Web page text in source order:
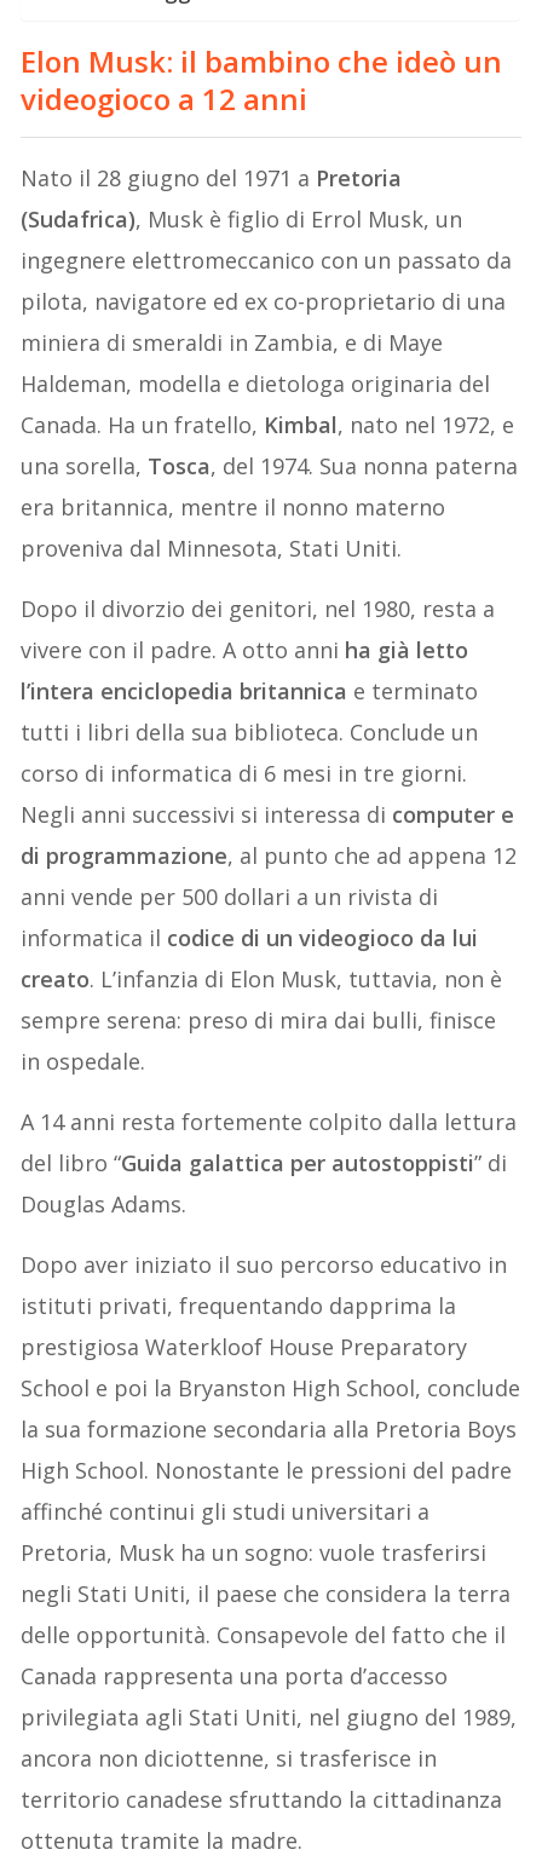
Elon Musk: il bambino che ideò un
videogioco a 12 anni
Nato il 28 giugno del 1971 a Pretoria
(Sudafrica), Musk è figlio di Errol Musk, un
ingegnere elettromeccanico con un passato da
pilota, navigatore ed ex co-proprietario di una
miniera di smeraldi in Zambia, e di Maye
Haldeman, modella e dietologa originaria del
Canada. Ha un fratello, Kimbal, nato nel 1972, e
una sorella, Tosca, del 1974. Sua nonna paterna
era britannica, mentre il nonno materno
proveniva dal Minnesota, Stati Uniti.
Dopo il divorzio dei genitori, nel 1980, resta a
vivere con il padre. A otto anni ha già letto
l’intera enciclopedia britannica e terminato
tutti i libri della sua biblioteca. Conclude un
corso di informatica di 6 mesi in tre giorni.
Negli anni successivi si interessa di computer e
di programmazione, al punto che ad appena 12
anni vende per 500 dollari a un rivista di
informatica il codice di un videogioco da lui
creato. L’infanzia di Elon Musk, tuttavia, non è
sempre serena: preso di mira dai bulli, finisce
in ospedale.
A 14 anni resta fortemente colpito dalla lettura
del libro “Guida galattica per autostoppisti” di
Douglas Adams.
Dopo aver iniziato il suo percorso educativo in
istituti privati, frequentando dapprima la
prestigiosa Waterkloof House Preparatory
School e poi la Bryanston High School, conclude
la sua formazione secondaria alla Pretoria Boys
High School. Nonostante le pressioni del padre
affinché continui gli studi universitari a
Pretoria, Musk ha un sogno: vuole trasferirsi
negli Stati Uniti, il paese che considera la terra
delle opportunità. Consapevole del fatto che il
Canada rappresenta una porta d’accesso
privilegiata agli Stati Uniti, nel giugno del 1989,
ancora non diciottenne, si trasferisce in
territorio canadese sfruttando la cittadinanza
ottenuta tramite la madre.